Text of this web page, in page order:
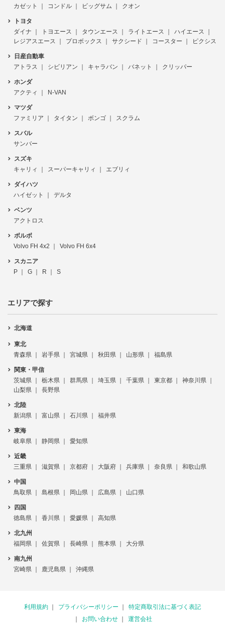
カゼット
コンドル ビッグサム クオン
トヨタ
ダイナ
トヨエース タウンエース ライトエース
ハイエース
レジアスエース
プロボックス サクシード コースター ピクシス
日産自動車
アトラス
シビリアン キャラバン バネット クリッパー
ホンダ
アクティ
N-VAN
マツダ
ファミリア
タイタン ボンゴ スクラム
スバル
サンバー
スズキ
キャリィ
スーパーキャリィ エブリィ
ダイハツ
ハイゼット
デルタ
ベンツ
アクトロス
ボルボ
Volvo FH 4x2
Volvo FH 6x4
スカニア
P
G R S
エリアで探す
北海道
東北
青森県
岩手県 宮城県 秋田県 山形県 福島県
関東・甲信
茨城県
栃木県 群馬県 埼玉県 千葉県 東京都
神奈川県
山梨県
長野県
北陸
新潟県
富山県 石川県 福井県
東海
岐阜県
静岡県 愛知県
近畿
三重県
滋賀県 京都府 大阪府 兵庫県 奈良県 和歌山県
中国
鳥取県
島根県 岡山県 広島県 山口県
四国
徳島県
香川県 愛媛県 高知県
北九州
福岡県
佐賀県 長崎県 熊本県 大分県
南九州
宮崎県
鹿児島県 沖縄県
利用規約 プライバシーポリシー
特定商取引法に基づく表記
お問い合わせ
運営会社